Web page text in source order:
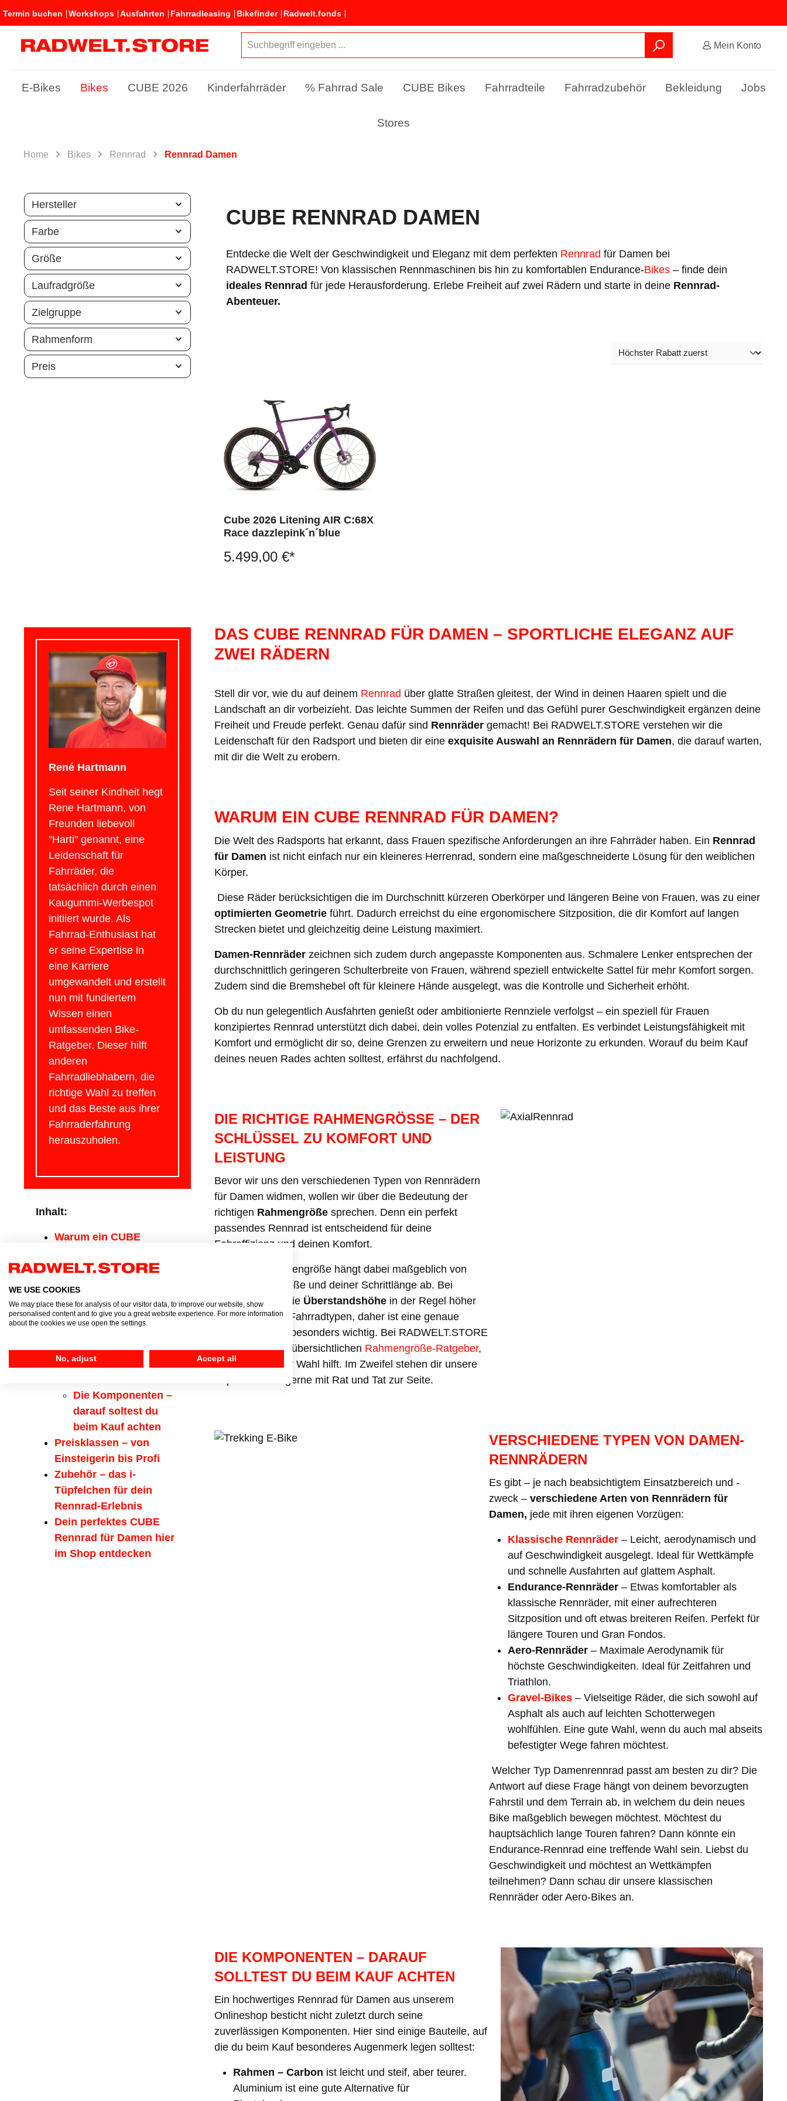
Termin buchen Workshops Ausfahrten Fahrradleasing Bikefinder Radwelt.fonds
Mein Konto
E-Bikes Bikes CUBE 2026 Kinderfahrräder % Fahrrad Sale CUBE Bikes Fahrradteile Fahrradzubehör Bekleidung Jobs
Stores
Home Bikes Rennrad Rennrad Damen
Hersteller
Farbe
Größe
Laufradgröße
Zielgruppe
Rahmenform
Preis
CUBE RENNRAD DAMEN
Entdecke die Welt der Geschwindigkeit und Eleganz mit dem perfekten Rennrad für Damen bei
RADWELT.STORE! Von klassischen Rennmaschinen bis hin zu komfortablen Endurance-Bikes – finde dein
ideales Rennrad für jede Herausforderung. Erlebe Freiheit auf zwei Rädern und starte in deine Rennrad-
Abenteuer.
Cube 2026 Litening AIR C:68X
Race dazzlepink´n´blue
5.499,00 €*
René Hartmann
Seit seiner Kindheit hegt
Rene Hartmann, von
Freunden liebevoll
"Harti" genannt, eine
Leidenschaft für
Fahrräder, die
tatsächlich durch einen
Kaugummi-Werbespot
initiiert wurde. Als
Fahrrad-Enthusiast hat
er seine Expertise in
eine Karriere
umgewandelt und erstellt
nun mit fundiertem
Wissen einen
umfassenden Bike-
Ratgeber. Dieser hilft
anderen
Fahrradliebhabern, die
richtige Wahl zu treffen
und das Beste aus ihrer
Fahrraderfahrung
herauszuholen.
Inhalt:
Warum ein CUBE
Die richtige
Rahmengröße – der
Schlüssel zu
Komfort und
Verschiedene Typen
von Damen-
Die Komponenten –
darauf soltest du
beim Kauf achten
Preisklassen – von
Einsteigerin bis Profi
Zubehör – das i-
Tüpfelchen für dein
Rennrad-Erlebnis
Dein perfektes CUBE
Rennrad für Damen hier
im Shop entdecken
DAS CUBE RENNRAD FÜR DAMEN – SPORTLICHE ELEGANZ AUF
ZWEI RÄDERN
Stell dir vor, wie du auf deinem Rennrad über glatte Straßen gleitest, der Wind in deinen Haaren spielt und die
Landschaft an dir vorbeizieht. Das leichte Summen der Reifen und das Gefühl purer Geschwindigkeit ergänzen deine
Freiheit und Freude perfekt. Genau dafür sind Rennräder gemacht! Bei RADWELT.STORE verstehen wir die
Leidenschaft für den Radsport und bieten dir eine exquisite Auswahl an Rennrädern für Damen, die darauf warten,
mit dir die Welt zu erobern.
WARUM EIN CUBE RENNRAD FÜR DAMEN?
Die Welt des Radsports hat erkannt, dass Frauen spezifische Anforderungen an ihre Fahrräder haben. Ein Rennrad
für Damen ist nicht einfach nur ein kleineres Herrenrad, sondern eine maßgeschneiderte Lösung für den weiblichen
Körper.
Diese Räder berücksichtigen die im Durchschnitt kürzeren Oberkörper und längeren Beine von Frauen, was zu einer
optimierten Geometrie führt. Dadurch erreichst du eine ergonomischere Sitzposition, die dir Komfort auf langen
Strecken bietet und gleichzeitig deine Leistung maximiert.
Damen-Rennräder zeichnen sich zudem durch angepasste Komponenten aus. Schmalere Lenker entsprechen der
durchschnittlich geringeren Schulterbreite von Frauen, während speziell entwickelte Sattel für mehr Komfort sorgen.
Zudem sind die Bremshebel oft für kleinere Hände ausgelegt, was die Kontrolle und Sicherheit erhöht.
Ob du nun gelegentlich Ausfahrten genießt oder ambitionierte Rennziele verfolgst – ein speziell für Frauen
konzipiertes Rennrad unterstützt dich dabei, dein volles Potenzial zu entfalten. Es verbindet Leistungsfähigkeit mit
Komfort und ermöglicht dir so, deine Grenzen zu erweitern und neue Horizonte zu erkunden. Worauf du beim Kauf
deines neuen Rades achten solltest, erfährst du nachfolgend.
DIE RICHTIGE RAHMENGRÖSSE – DER S
CHLÜSSEL ZU KOMFORT UND L
EISTUNG
Bevor wir uns den verschiedenen Typen von Rennrädern
für Damen widmen, wollen wir über die Bedeutung der
richtigen Rahmengröße sprechen. Denn ein perfekt
passendes Rennrad ist entscheidend für deine
Fahreffizienz und deinen Komfort.
Die ideale Rahmengröße hängt dabei maßgeblich von
deiner Körpergröße und deiner Schrittlänge ab. Bei
Rennrädern ist die Überstandshöhe in der Regel höher
als bei anderen Fahrradtypen, daher ist eine genaue
Anpassung hier besonders wichtig. Bei RADWELT.STORE
findest du einen übersichtlichen Rahmengröße-Ratgeber,
der dir bei deiner Wahl hilft. Im Zweifel stehen dir unsere
Experten auch gerne mit Rat und Tat zur Seite.
VERSCHIEDENE TYPEN VON DAMEN-
RENNRÄDERN
Es gibt – je nach beabsichtigtem Einsatzbereich und -
zweck – verschiedene Arten von Rennrädern für
Damen, jede mit ihren eigenen Vorzügen:
Klassische Rennräder– Leicht, aerodynamisch und
auf Geschwindigkeit ausgelegt. Ideal für Wettkämpfe
und schnelle Ausfahrten auf glattem Asphalt.
Endurance-Rennräder – Etwas komfortabler als
klassische Rennräder, mit einer aufrechteren
Sitzposition und oft etwas breiteren Reifen. Perfekt für
längere Touren und Gran Fondos.
Aero-Rennräder– Maximale Aerodynamik für
höchste Geschwindigkeiten. Ideal für Zeitfahren und
Triathlon.
Gravel-Bikes– Vielseitige Räder, die sich sowohl auf
Asphalt als auch auf leichten Schotterwegen
wohlfühlen. Eine gute Wahl, wenn du auch mal abseits
befestigter Wege fahren möchtest.
Welcher Typ Damenrennrad passt am besten zu dir? Die
Antwort auf diese Frage hängt von deinem bevorzugten
Fahrstil und dem Terrain ab, in welchem du dein neues
Bike maßgeblich bewegen möchtest. Möchtest du
hauptsächlich lange Touren fahren? Dann könnte ein
Endurance-Rennrad eine treffende Wahl sein. Liebst du
Geschwindigkeit und möchtest an Wettkämpfen
teilnehmen? Dann schau dir unsere klassischen
Rennräder oder Aero-Bikes an.
DIE KOMPONENTEN – DARAUF
SOLLTEST DU BEIM KAUF ACHTEN
Ein hochwertiges Rennrad für Damen aus unserem
Onlineshop besticht nicht zuletzt durch seine
zuverlässigen Komponenten. Hier sind einige Bauteile, auf
die du beim Kauf besonderes Augenmerk legen solltest:
Rahmen – Carbon ist leicht und steif, aber teurer.
Aluminium ist eine gute Alternative für
WE USE COOKIES
We may place these for analysis of our visitor data, to improve our website, show
personalised content and to give you a great website experience. For more information
about the cookies we use open the settings.
No, adjust Accept all